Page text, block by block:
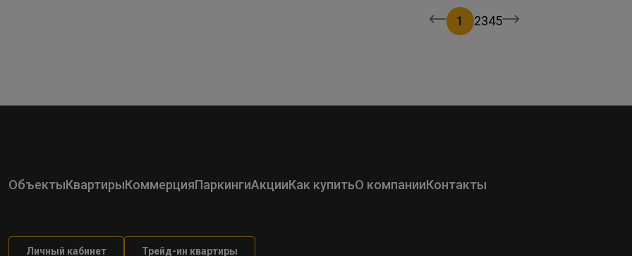
1 2345
ОбъектыКвартирыКоммерцияПаркингиАкцииКак купитьО компанииКонтакты
Личный кабинет Трейд-ин квартиры